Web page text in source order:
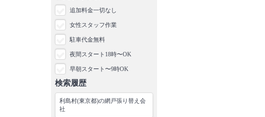
追加料金一切なし
女性スタッフ作業
駐車代金無料
夜間スタート18時〜OK
早朝スタート〜9時OK
検索履歴
利島村(東京都)の網戸張り替え会
社